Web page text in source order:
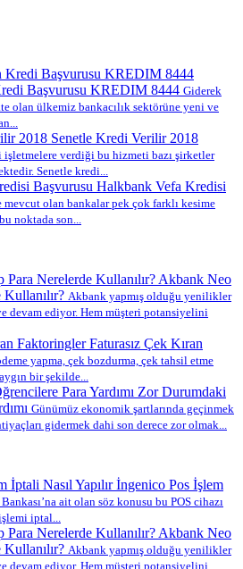
Başvurusu KREDIM 8444 Giderek
olan ülkemiz bankacılık sektörüne yeni ve
Senetle Kredi Verilir 2018
işletmelere verdiği bu hizmeti bazı şirketler
Senetle kredi...
Halkbank Vefa Kredisi
mevcut olan bankalar pek çok farklı kesime
noktada son...
Akbank Neo
Akbank yapmış olduğu yenilikler
devam ediyor. Hem müşteri potansiyelini
Faturasız Çek Kıran
yapma, çek bozdurma, çek tahsil etme
bir şekilde...
Zor Durumdaki
Günümüz ekonomik şartlarında geçinmek
gidermek dahi son derece zor olmak...
İngenico Pos İşlem
ait olan söz konusu bu POS cihazı
iptal...
Akbank Neo
Akbank yapmış olduğu yenilikler
devam ediyor. Hem müşteri potansiyelini